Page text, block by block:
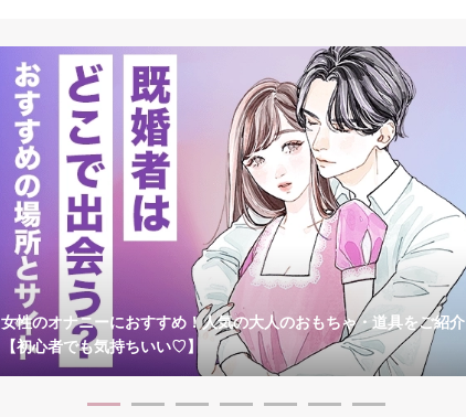
女性のオナニーにおすすめ！人気の大人のおもちゃ・道具をご紹介
【初心者でも気持ちいい♡】